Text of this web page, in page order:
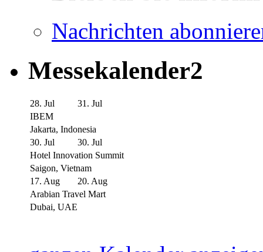
Nachrichten
Messekalender2
28. Jul
31. Jul
IBEM
Jakarta, Indonesia
30. Jul
30. Jul
Hotel Innovation Summit
Saigon, Vietnam
17. Aug
20. Aug
Arabian Travel Mart
Dubai, UAE